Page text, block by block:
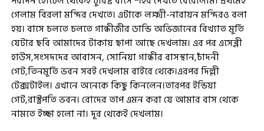
গেলাম বিরলা মন্দির দেখতে। এটাকে লক্ষ্মী-নারায়ন মন্দিরও বলা
হয়। বাসে চলতে চলতে গান্ধীজীর ডান্ডি অভিজানের বিখ্যাত মূর্তি
যেটার ছবি আমাদের টাকায় ছাপা আছে দেখলাম। এর পর এসেব্লী
হাউস,সংসদদের আবাসন, সোনিয়া গান্ধীর বাসস্থান,চাঁদনী
গেট,তিনমূর্তি ভবন সবই দেখলাম বাইরে থেকে।এরপর দিল্লী
টেক্সটাইল। এখানে অনেকে কিছু কিনলেন।তারপর ইন্ডিয়া
গেট,রাস্ট্রপতি ভবন। রোদের তাপ এমন করা যে আমার বাস থেকে
নামতে ইচ্ছা হলো না। দূর থেকেই দেখলাম।